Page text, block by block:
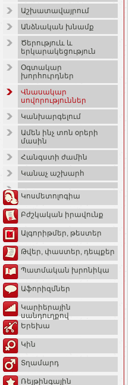
Աշխատավայրում
Անձնական խնամք
Ծերություև և
երկարակեցություն
Օգտակար
խորհուրդներ
Վնասակար
սովորություններ
Կանխարգելում
Ամեն ինչ տոն օրերի
մասին
Հանգստի ժամին
Կանաչ աշխարհ
Կոսմետոլոգիա
Բժշկական իրավունք
Ալգորիթմեր, թեստեր
Թվեր, փաստեր, դեպքեր
Պատմական խրոնիկա
Աֆորիզմներ
Կարիերային
սանդուղքով
Երեխա
Կին
Տղամարդ
Ռեյթինգային